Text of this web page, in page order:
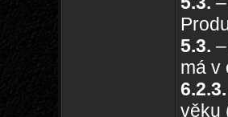
5.3.
má v
6.2.3.
věku